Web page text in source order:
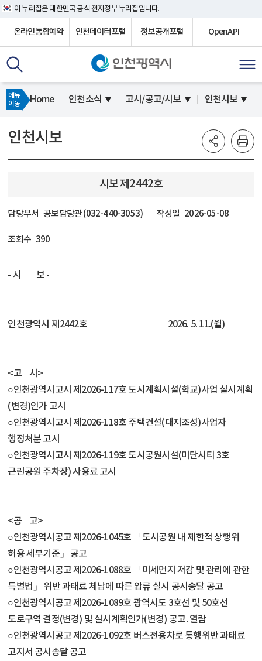
이 누리집은 대한민국 공식 전자정부 누리집입니다.
온라인통합예약 인천데이터포털 정보공개포털 OpenAPI
메뉴
이동
Home 인천소식 고시/공고/시보 인천시보
인천시보
시보 제2442호
담당부서 공보담당관 (032-440-3053) 작성일 2026-05-08
조회수 390
- 시 보 -
인천광역시 제2442호 2026. 5. 11.(월)
<고 시>
○인천광역시고시 제2026-117호 도시계획시설(학교)사업 실시계획
(변경)인가 고시
○인천광역시고시 제2026-118호 주택건설(대지조성)사업자
행정처분 고시
○인천광역시고시 제2026-119호 도시공원시설(미단시티 3호
근린공원 주차장) 사용료 고시
<공 고>
○인천광역시공고 제2026-1045호 「도시공원 내 제한적 상행위
허용 세부기준」 공고
○인천광역시공고 제2026-1088호 「미세먼지 저감 및 관리에 관한
특별법」 위반 과태료 체납에 따른 압류 실시 공시송달 공고
○인천광역시공고 제2026-1089호 광역시도 3호선 및 50호선
도로구역 결정(변경) 및 실시계획인가(변경) 공고․열람
○인천광역시공고 제2026-1092호 버스전용차로 통행위반 과태료
고지서 공시송달 공고